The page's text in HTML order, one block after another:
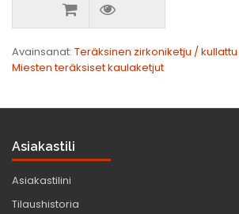
Avainsanat: Teräksinen zirkoniketju /
Miesten teräksiset kaulaketjut
Asiakastili
Asiakastilini
Tilaushistoria